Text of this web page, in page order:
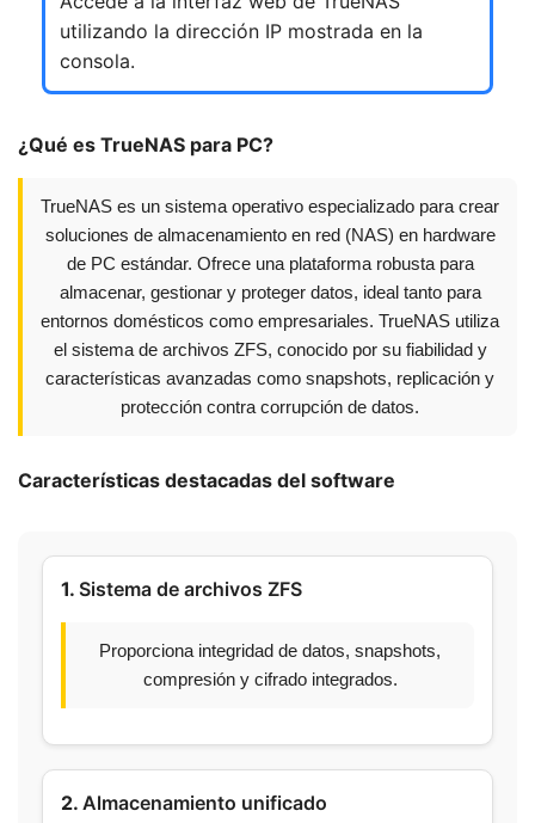
utilizando la dirección IP mostrada en la
consola.
¿Qué es TrueNAS para PC?
TrueNAS es un sistema operativo especializado para crear
soluciones de almacenamiento en red (NAS) en hardware
de PC estándar. Ofrece una plataforma robusta para
almacenar, gestionar y proteger datos, ideal tanto para
entornos domésticos como empresariales. TrueNAS utiliza
el sistema de archivos ZFS, conocido por su fiabilidad y
características avanzadas como snapshots, replicación y
protección contra corrupción de datos.
Características destacadas del software
1. Sistema de archivos ZFS
Proporciona integridad de datos, snapshots,
compresión y cifrado integrados.
2. Almacenamiento unificado